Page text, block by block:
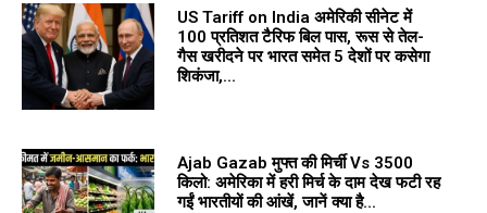
US Tariff on India अमेरिकी सीनेट में
100 प्रतिशत टैरिफ बिल पास, रूस से तेल-
गैस खरीदने पर भारत समेत 5 देशों पर कसेगा
शिकंजा,...
Ajab Gazab मुफ्त की मिर्ची Vs ₹3500
किलो: अमेरिका में हरी मिर्च के दाम देख फटी रह
गईं भारतीयों की आंखें, जानें क्या है...